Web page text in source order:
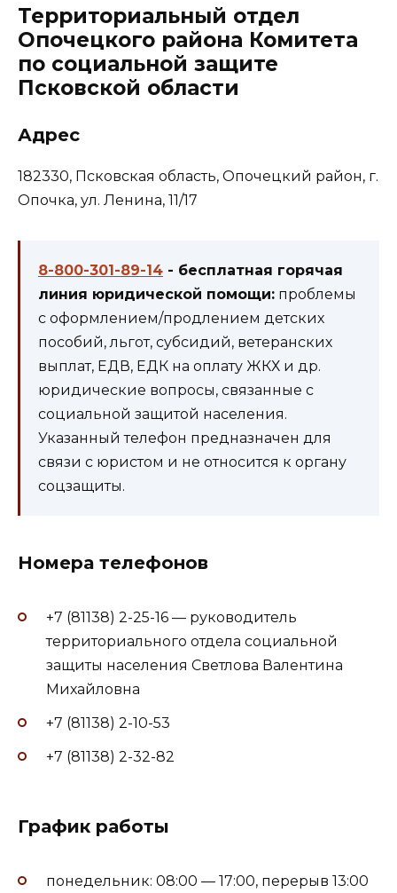
Территориальный отдел
Опочецкого района Комитета
по социальной защите
Псковской области
Адрес
182330, Псковская область, Опочецкий район, г.
Опочка, ул. Ленина, 11/17
8-800-301-89-14 - бесплатная горячая
линия юридической помощи: проблемы
с оформлением/продлением детских
пособий, льгот, субсидий, ветеранских
выплат, ЕДВ, ЕДК на оплату ЖКХ и др.
юридические вопросы, связанные с
социальной защитой населения.
Указанный телефон предназначен для
связи с юристом и не относится к органу
соцзащиты.
Номера телефонов
+7 (81138) 2-25-16 — руководитель
территориального отдела социальной
защиты населения Светлова Валентина
Михайловна
+7 (81138) 2-10-53
+7 (81138) 2-32-82
График работы
понедельник: 08:00 — 17:00, перерыв 13:00